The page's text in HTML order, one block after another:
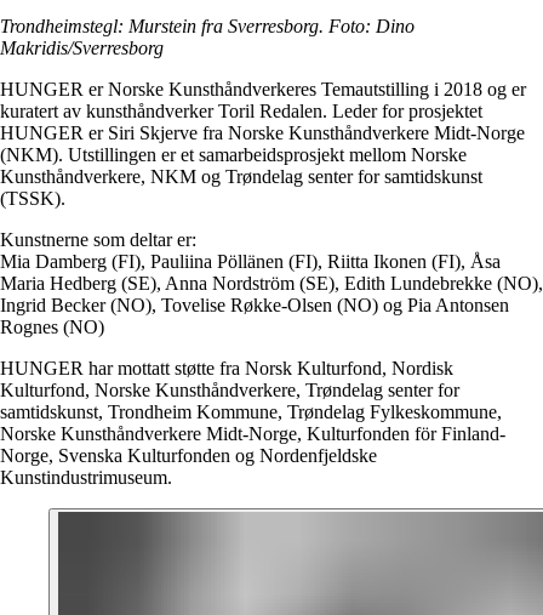
Trondheimstegl: Murstein fra Sverresborg. Foto: Dino
Makridis/Sverresborg
HUNGER er Norske Kunsthåndverkeres Temautstilling i 2018 og er
kuratert av kunsthåndverker Toril Redalen. Leder for prosjektet
HUNGER er Siri Skjerve fra Norske Kunsthåndverkere Midt-Norge
(NKM). Utstillingen er et samarbeidsprosjekt mellom Norske
Kunsthåndverkere, NKM og Trøndelag senter for samtidskunst
(TSSK).
Kunstnerne som deltar er:
Mia Damberg (FI), Pauliina Pöllänen (FI), Riitta Ikonen (FI), Åsa
Maria Hedberg (SE), Anna Nordström (SE), Edith Lundebrekke (NO),
Ingrid Becker (NO), Tovelise Røkke-Olsen (NO) og Pia Antonsen
Rognes (NO)
HUNGER har mottatt støtte fra Norsk Kulturfond, Nordisk
Kulturfond, Norske Kunsthåndverkere, Trøndelag senter for
samtidskunst, Trondheim Kommune, Trøndelag Fylkeskommune,
Norske Kunsthåndverkere Midt-Norge, Kulturfonden för Finland-
Norge, Svenska Kulturfonden og Nordenfjeldske
Kunstindustrimuseum.